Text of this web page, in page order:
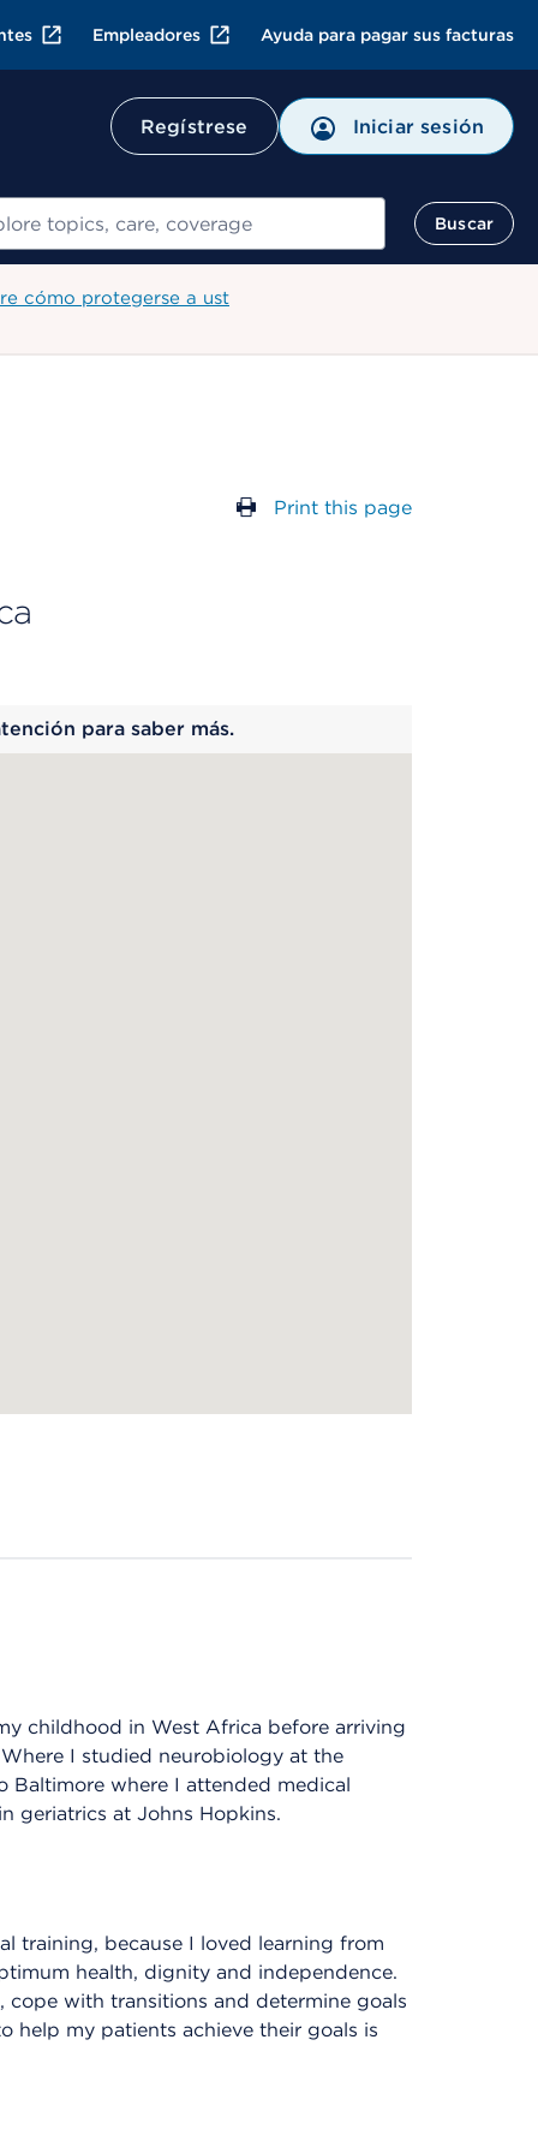
Empleadores Ayuda para pagar sus facturas
Regístrese Iniciar sesión
Buscar
cómo protegerse a ust
Print this page
para saber más.
childhood in West Africa before arriving
I studied neurobiology at the
Baltimore where I attended medical
geriatrics at Johns Hopkins.
training, because I loved learning from
health, dignity and independence.
with transitions and determine goals
help my patients achieve their goals is